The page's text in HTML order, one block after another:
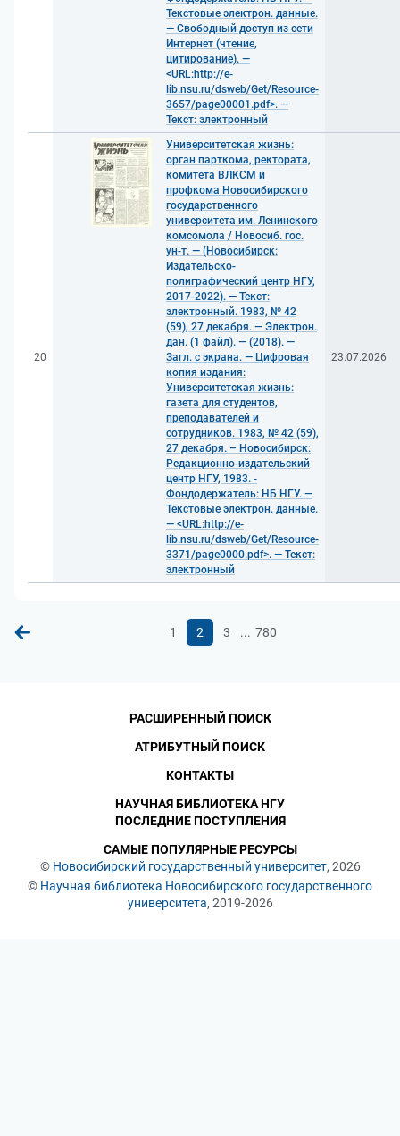
Текстовые электрон. данные.
— Свободный доступ из сети
Интернет (чтение,
цитирование). —
<URL:http://e-
lib.nsu.ru/dsweb/Get/Resource-
3657/page00001.pdf>. —
Текст: электронный
20
Университетская жизнь:
орган парткома, ректората,
комитета ВЛКСМ и
профкома Новосибирского
государственного
университета им. Ленинского
комсомола / Новосиб. гос.
ун-т. — (Новосибирск:
Издательско-
полиграфический центр НГУ,
2017-2022). — Текст:
электронный. 1983, № 42
(59), 27 декабря. — Электрон.
дан. (1 файл). — (2018). —
Загл. с экрана. — Цифровая
копия издания:
Университетская жизнь:
газета для студентов,
преподавателей и
сотрудников. 1983, № 42 (59),
27 декабря. – Новосибирск:
Редакционно-издательский
центр НГУ, 1983. -
Фондодержатель: НБ НГУ. —
Текстовые электрон. данные.
— <URL:http://e-
lib.nsu.ru/dsweb/Get/Resource-
3371/page0000.pdf>. — Текст:
электронный
23.07.2026
1 2 3 ... 780
© Новосибирский государственный университет, 2026
© Научная библиотека Новосибирского государственного
университета, 2019-2026
РАСШИРЕННЫЙ ПОИСК
АТРИБУТНЫЙ ПОИСК
КОНТАКТЫ
НАУЧНАЯ БИБЛИОТЕКА НГУ
ПОСЛЕДНИЕ ПОСТУПЛЕНИЯ
САМЫЕ ПОПУЛЯРНЫЕ РЕСУРСЫ